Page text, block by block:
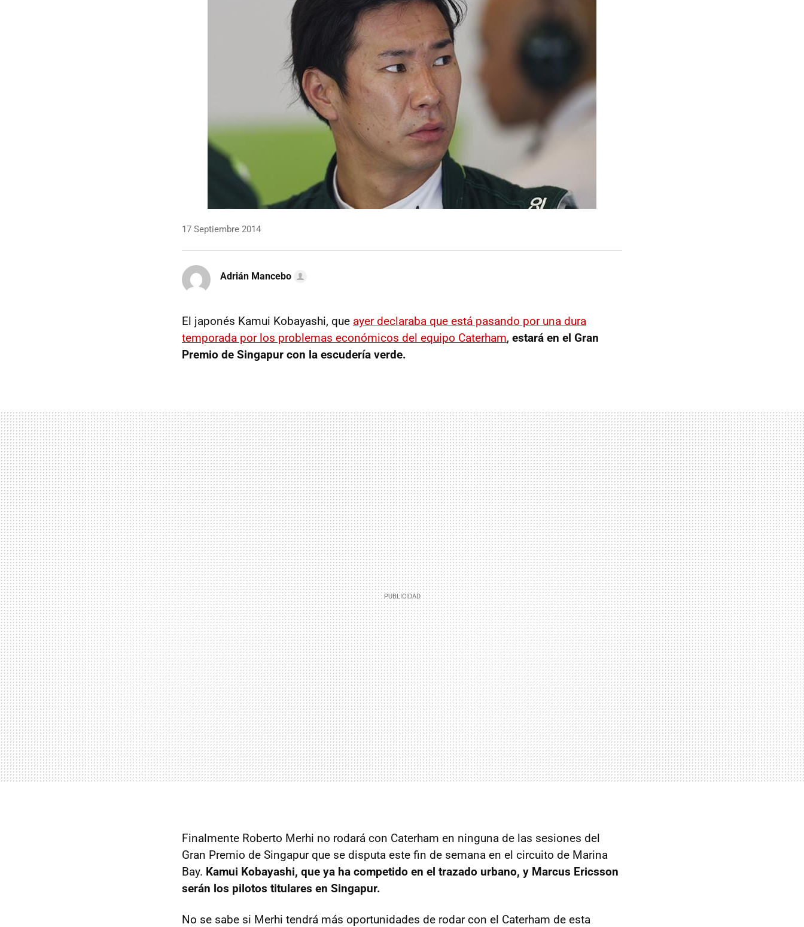
17 Septiembre 2014
Adrián Mancebo
El japonés Kamui Kobayashi, que ayer declaraba que está pasando por una dura
temporada por los problemas económicos del equipo Caterham, estará en el Gran
Premio de Singapur con la escudería verde.
Finalmente Roberto Merhi no rodará con Caterham en ninguna de las sesiones del
Gran Premio de Singapur que se disputa este fin de semana en el circuito de Marina
Bay. Kamui Kobayashi, que ya ha competido en el trazado urbano, y Marcus Ericsson
serán los pilotos titulares en Singapur.
No se sabe si Merhi tendrá más oportunidades de rodar con el Caterham de esta